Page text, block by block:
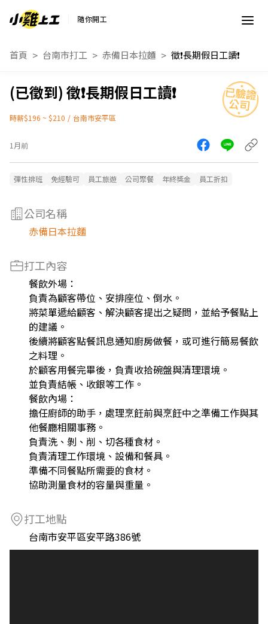
隨你開工
首頁 台南市打工 赤備日本拉麵 徵❗️長期假日工讀❗️
徵❗️長期假日工讀❗️
時薪$196 ~ $210 / 台南市安平區
1月前
彈性排班 免經驗可 員工旅遊 公司聚餐 年終獎金 員工折扣
公司名稱
赤備日本拉麵
打工內容
餐飲外場：
負責為顧客帶位、安排座位、倒水。
將菜單遞給顧客、解決顧客提出之疑問，並給予餐點上
的建議。
後續將顧客點餐訊息通知廚房做餐，或可進行簡易餐飲
之料理。
於顧客用餐完畢後，負責收拾碗盤與清理環境。
並負責結帳、收銀等工作。
餐飲內場：
擔任廚師的助手，處理烹飪前與烹飪中之準備工作與其
他餐廳相關事務。
負責洗、剝、削、切各種食材。
負責清理工作環境、設備和餐具。
準備不同餐點所需要的食材。
協助測量食材的容量與重量。
打工地點
台南市安平區安平路386號